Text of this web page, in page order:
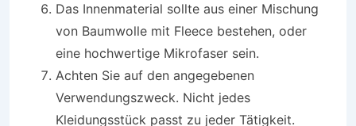
Das Innenmaterial sollte aus einer Mischung
von Baumwolle mit Fleece bestehen, oder
eine hochwertige Mikrofaser sein.
Achten Sie auf den angegebenen
Verwendungszweck. Nicht jedes
Kleidungsstück passt zu jeder Tätigkeit.